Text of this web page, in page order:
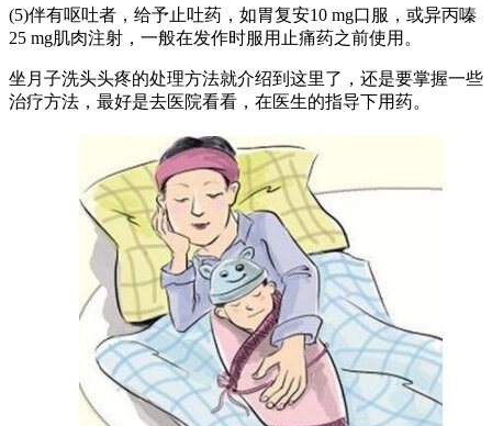
(5)伴有呕吐者，给予止吐药，如胃复安10 mg口服，或异丙嗪
25 mg肌肉注射，一般在发作时服用止痛药之前使用。
坐月子洗头头疼的处理方法就介绍到这里了，还是要掌握一些
治疗方法，最好是去医院看看，在医生的指导下用药。